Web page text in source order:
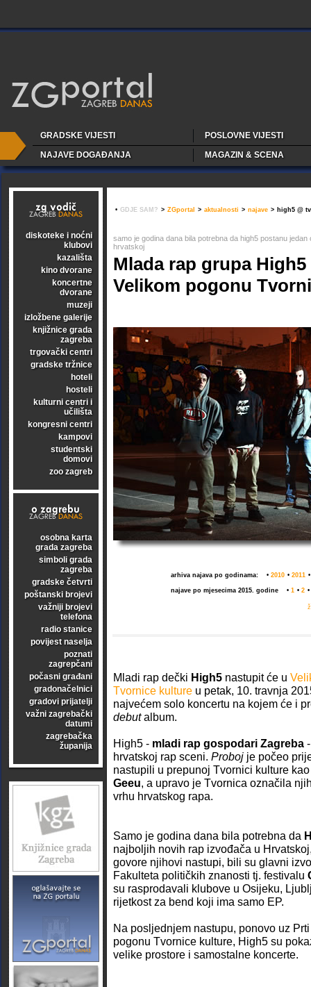
GRADSKE VIJESTI
POSLOVNE VIJESTI
NAJAVE DOGAĐANJA
MAGAZIN & SCENA
diskoteke i noćni
klubovi
kazališta
kino dvorane
koncertne
dvorane
muzeji
izložbene galerije
knjižnice grada
zagreba
trgovački centri
gradske tržnice
hoteli
hosteli
kulturni centri i
učilišta
kongresni centri
kampovi
studentski
domovi
zoo zagreb
osobna karta
grada zagreba
simboli grada
zagreba
gradske četvrti
poštanski brojevi
važniji brojevi
telefona
radio stanice
povijest naselja
poznati
zagrepčani
počasni građani
gradonačelnici
gradovi prijatelji
važni zagrebački
datumi
zagrebačka
županija
• GDJE SAM? > ZGportal > aktualnosti > najave > high5 @
samo je godina dana bila potrebna da high5 postanu
hrvatskoj
Mlada rap grupa
Velikom pogonu
arhiva najava po godinama: • 2010 • 2011
najave po mjesecima 2015. godine • 1 • 2 •
Mladi rap dečki High5 nastupit će u
Tvornice kulture u petak, 10. travnja
najvećem solo koncertu na kojem će i
debutalbum.
High5 - mladi rap gospodari Zagreba
hrvatskoj rap sceni. Proboj je počeo
nastupili u prepunoj Tvornici kulture
Geeu, a upravo je Tvornica označila
vrhu hrvatskog rapa.
Samo je godina dana bila potrebna da
najboljih novih rap izvođača u
govore njihovi nastupi, bili su glavni
Fakulteta političkih znanosti tj. festivalu
su rasprodavali klubove u Osijeku,
rijetkost za bend koji ima samo EP.
Na posljednjem nastupu, ponovo uz
pogonu Tvornice kulture, High5 su
velike prostore i samostalne koncerte.